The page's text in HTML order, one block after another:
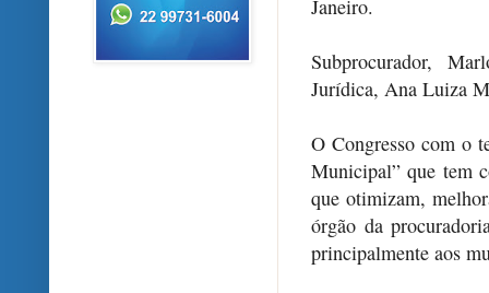
Janeiro.
Subprocurador,
Jurídica, Ana Luiza
O Congresso com o
Municipal” que tem
que otimizam,
órgão da
principalmente aos